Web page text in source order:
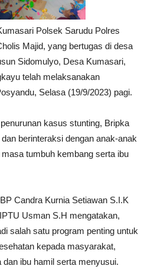
Polsek Sarudu Polres
Majid, yang bertugas di desa
Sidomulyo, Desa Kumasari,
telah melaksanakan
Selasa (19/9/2023) pagi.
kasus stunting, Bripka
berinteraksi dengan anak-anak
tumbuh kembang serta ibu
Candra Kurnia Setiawan S.I.K
Usman S.H mengatakan,
salah satu program penting untuk
kepada masyarakat,
ibu hamil serta menyusui.